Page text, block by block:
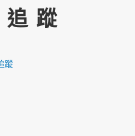
蹤
蹤